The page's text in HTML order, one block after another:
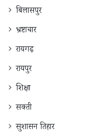
बिलासपुर
भ्रष्टाचार
रायगढ़
रायपुर
शिक्षा
सक्ती
सुशासन तिहार